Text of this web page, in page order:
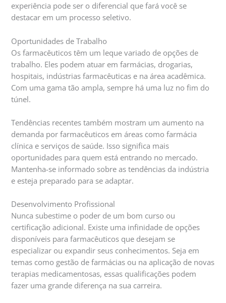
experiência pode ser o diferencial que fará você se
destacar em um processo seletivo.
Oportunidades de Trabalho
Os farmacêuticos têm um leque variado de opções de
trabalho. Eles podem atuar em farmácias, drogarias,
hospitais, indústrias farmacêuticas e na área acadêmica.
Com uma gama tão ampla, sempre há uma luz no fim do
túnel.
Tendências recentes também mostram um aumento na
demanda por farmacêuticos em áreas como farmácia
clínica e serviços de saúde. Isso significa mais
oportunidades para quem está entrando no mercado.
Mantenha-se informado sobre as tendências da indústria
e esteja preparado para se adaptar.
Desenvolvimento Profissional
Nunca subestime o poder de um bom curso ou
certificação adicional. Existe uma infinidade de opções
disponíveis para farmacêuticos que desejam se
especializar ou expandir seus conhecimentos. Seja em
temas como gestão de farmácias ou na aplicação de novas
terapias medicamentosas, essas qualificações podem
fazer uma grande diferença na sua carreira.